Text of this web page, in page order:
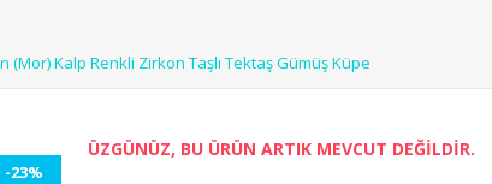
Kalp Renkli Zirkon Taşlı Tektaş Gümüş Küpe
-23%
ÜZGÜNÜZ, BU ÜRÜN ARTIK MEVCUT DEĞİLDİR.